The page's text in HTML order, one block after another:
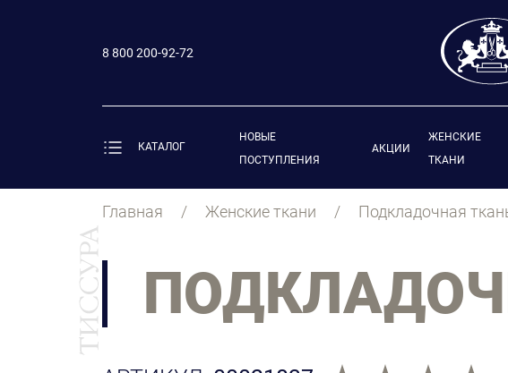
8 800 200-92-72
КАТАЛОГ
НОВЫЕ
ПОСТУПЛЕНИЯ
АКЦИИ
ЖЕНСКИЕ
ТКАНИ
Главная Женские ткани Подкладочная